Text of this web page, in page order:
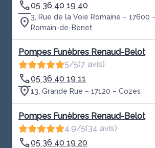
05 36 40 19 40
3, Rue de la Voie Romaine – 17600
Romain-de-Benet
Pompes Funèbres Renaud-Belot
5/5(7 avis)
05 36 40 19 11
13, Grande Rue – 17120 – Cozes
Pompes Funèbres Renaud-Belot
4.9/5(34 avis)
05 36 40 19 20